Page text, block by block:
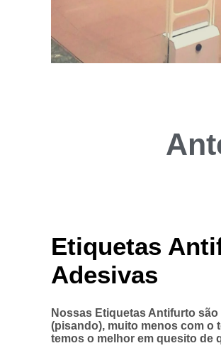
Etiquetas
Adesivas
Nossas Etiquetas Antifurto
(pisando), muito menos com o
temos o melhor em quesito de